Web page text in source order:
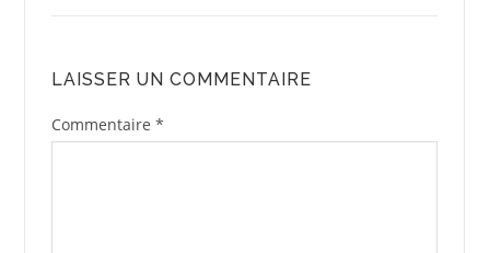
LAISSER UN COMMENTAIRE
Commentaire *